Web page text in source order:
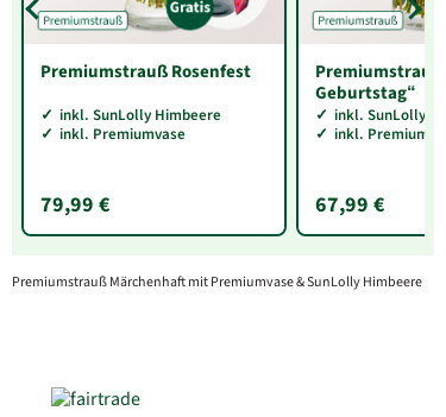
Premiumstrauß Rosenfest
inkl. SunLolly Himbeere
inkl. Premiumvase
79,99 €
Premiumstrauß
Geburtstag“
inkl. SunLolly
inkl.
67,99 €
Premiumstrauß Märchenhaft mit Premiumvase & SunLolly Himbeere